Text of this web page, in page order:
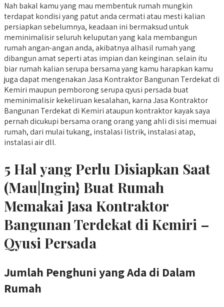
Nah bakal kamu yang mau membentuk rumah mungkin
terdapat kondisi yang patut anda cermati atau mesti kalian
persiapkan sebelumnya, keadaan ini bermaksud untuk
meminimalisir seluruh keluputan yang kala membangun
rumah angan-angan anda, akibatnya alhasil rumah yang
dibangun amat seperti atas impian dan keinginan. selain itu
biar rumah kalian serupa bersama yang kamu harapkan kamu
juga dapat mengenakan Jasa Kontraktor Bangunan Terdekat di
Kemiri maupun pemborong serupa qyusi persada buat
meminimalisir kekeliruan kesalahan, karna Jasa Kontraktor
Bangunan Terdekat di Kemiri ataupun kontraktor kayak saya
pernah dicukupi bersama orang orang yang ahli di sisi memuai
rumah, dari mulai tukang, instalasi listrik, instalasi atap,
instalasi air dll.
5 Hal yang Perlu Disiapkan Saat
(Mau|Ingin} Buat Rumah
Memakai Jasa Kontraktor
Bangunan Terdekat di Kemiri –
Qyusi Persada
Jumlah Penghuni yang Ada di Dalam
Rumah